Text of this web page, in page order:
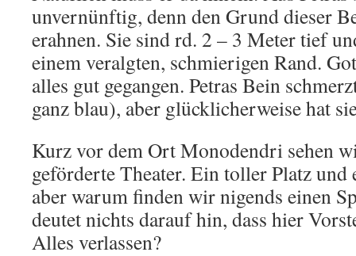
unvernünftig, denn den Grund dieser
erahnen. Sie sind rd. 2 – 3 Meter tief
einem veralgten, schmierigen Rand.
alles gut gegangen. Petras Bein
ganz blau), aber glücklicherweise hat
Kurz vor dem Ort Monodendri sehen
geförderte Theater. Ein toller Platz und
aber warum finden wir nigends einen
deutet nichts darauf hin, dass hier
Alles verlassen?